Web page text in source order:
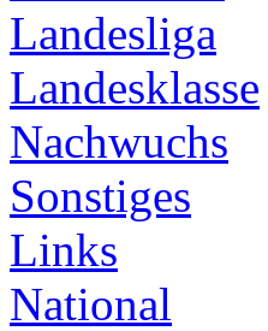
Landesliga
Landesklasse
Nachwuchs
Sonstiges
Links
National